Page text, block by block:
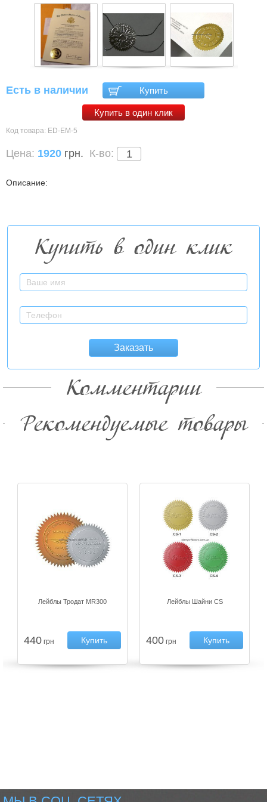
Есть в наличии Купить
Купить в один клик
Код товара: ED-EM-5
Цена: 1920 грн. К-во:
Описание:
Купить в один клик
Заказать
Комментарии
Рекомендуемые товары
Лейблы Тродат MR300
440 грн Купить
Лейблы Шайни CS
400 грн Купить